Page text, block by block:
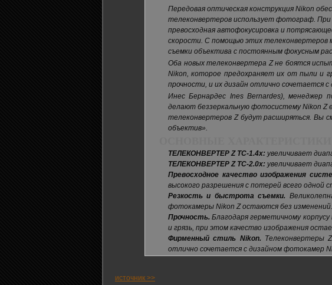
Передовая оптическая конструкция Nikon
телеконвертеров использует фотограф.
превосходная автофокусировка и
скорости. С помощью этих телеконвертеров
съемки объектива с постоянным фокусным
Оба новых телеконвертера Z не боятся
Nikon, которое предохраняет их от пыли и
прочности, и их дизайн отлично сочетается
Инес Бернардес Ines Bernardes), менеджер
делают беззеркальную фотосистему Nikon Z
телеконвертеров Z будут расширяться. Вы
объектив».
ТЕЛЕКОНВЕРТЕР Z TC-1.4x: увеличивает
ТЕЛЕКОНВЕРТЕР Z TC-2.0x: увеличивает
Превосходное качество изображения
высокого разрешения с потерей всего одной
Резкость и быстрота съемки.
фотокамеры Nikon Z остаются без изменений.
Прочность. Благодаря герметичному
и грязь, при этом качество изображения
Фирменный стиль Nikon.Телеконвертеры Z
отлично сочетается с дизайном фотокамер
источник >>